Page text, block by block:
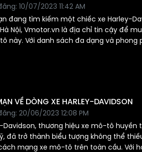
10/07/2023 11:42 AM
đang tìm kiếm một chiếc xe Harley-
Nội, Vmotor.vn là địa chỉ tin cậy để
này. Với danh sách đa dạng và phong
VỀ DÒNG XE HARLEY-DAVIDSON
20/06/2023 12:08 PM
Davidson, thương hiệu xe mô-tô huyền
đã trở thành biểu tượng không thể
mạng xe mô-tô trên toàn cầu. Với